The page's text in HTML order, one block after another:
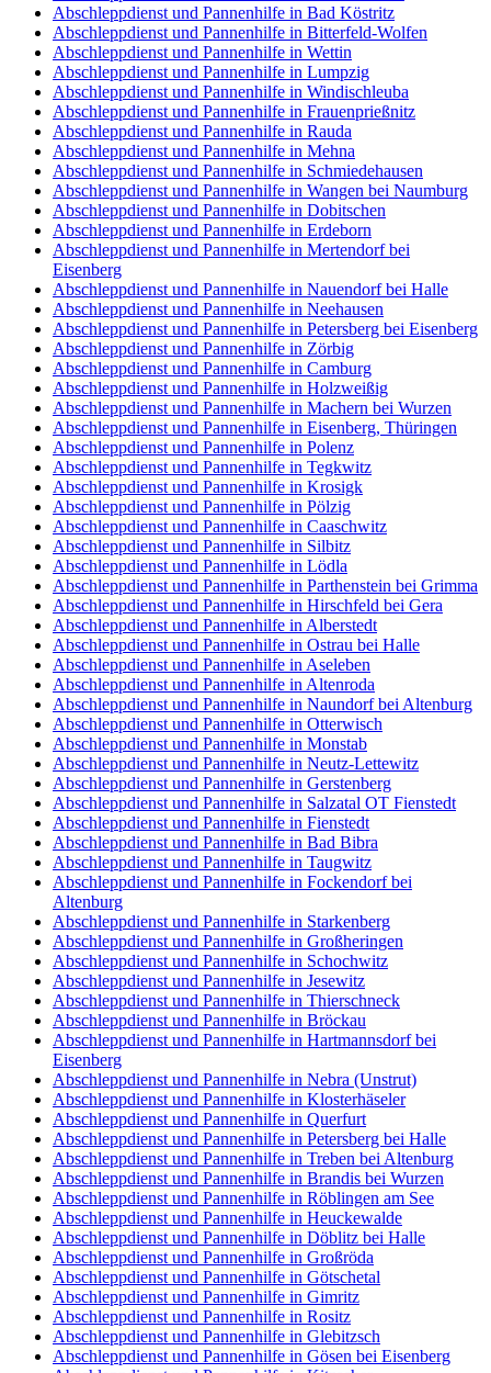
Abschleppdienst und Pannenhilfe in Bad Köstritz
Abschleppdienst und Pannenhilfe in Bitterfeld-Wolfen
Abschleppdienst und Pannenhilfe in Wettin
Abschleppdienst und Pannenhilfe in Lumpzig
Abschleppdienst und Pannenhilfe in Windischleuba
Abschleppdienst und Pannenhilfe in Frauenprießnitz
Abschleppdienst und Pannenhilfe in Rauda
Abschleppdienst und Pannenhilfe in Mehna
Abschleppdienst und Pannenhilfe in Schmiedehausen
Abschleppdienst und Pannenhilfe in Wangen bei Naumburg
Abschleppdienst und Pannenhilfe in Dobitschen
Abschleppdienst und Pannenhilfe in Erdeborn
Abschleppdienst und Pannenhilfe in Mertendorf bei
Eisenberg
Abschleppdienst und Pannenhilfe in Nauendorf bei Halle
Abschleppdienst und Pannenhilfe in Neehausen
Abschleppdienst und Pannenhilfe in Petersberg bei Eisenberg
Abschleppdienst und Pannenhilfe in Zörbig
Abschleppdienst und Pannenhilfe in Camburg
Abschleppdienst und Pannenhilfe in Holzweißig
Abschleppdienst und Pannenhilfe in Machern bei Wurzen
Abschleppdienst und Pannenhilfe in Eisenberg, Thüringen
Abschleppdienst und Pannenhilfe in Polenz
Abschleppdienst und Pannenhilfe in Tegkwitz
Abschleppdienst und Pannenhilfe in Krosigk
Abschleppdienst und Pannenhilfe in Pölzig
Abschleppdienst und Pannenhilfe in Caaschwitz
Abschleppdienst und Pannenhilfe in Silbitz
Abschleppdienst und Pannenhilfe in Lödla
Abschleppdienst und Pannenhilfe in Parthenstein bei Grimma
Abschleppdienst und Pannenhilfe in Hirschfeld bei Gera
Abschleppdienst und Pannenhilfe in Alberstedt
Abschleppdienst und Pannenhilfe in Ostrau bei Halle
Abschleppdienst und Pannenhilfe in Aseleben
Abschleppdienst und Pannenhilfe in Altenroda
Abschleppdienst und Pannenhilfe in Naundorf bei Altenburg
Abschleppdienst und Pannenhilfe in Otterwisch
Abschleppdienst und Pannenhilfe in Monstab
Abschleppdienst und Pannenhilfe in Neutz-Lettewitz
Abschleppdienst und Pannenhilfe in Gerstenberg
Abschleppdienst und Pannenhilfe in Salzatal OT Fienstedt
Abschleppdienst und Pannenhilfe in Fienstedt
Abschleppdienst und Pannenhilfe in Bad Bibra
Abschleppdienst und Pannenhilfe in Taugwitz
Abschleppdienst und Pannenhilfe in Fockendorf bei
Altenburg
Abschleppdienst und Pannenhilfe in Starkenberg
Abschleppdienst und Pannenhilfe in Großheringen
Abschleppdienst und Pannenhilfe in Schochwitz
Abschleppdienst und Pannenhilfe in Jesewitz
Abschleppdienst und Pannenhilfe in Thierschneck
Abschleppdienst und Pannenhilfe in Bröckau
Abschleppdienst und Pannenhilfe in Hartmannsdorf bei
Eisenberg
Abschleppdienst und Pannenhilfe in Nebra (Unstrut)
Abschleppdienst und Pannenhilfe in Klosterhäseler
Abschleppdienst und Pannenhilfe in Querfurt
Abschleppdienst und Pannenhilfe in Petersberg bei Halle
Abschleppdienst und Pannenhilfe in Treben bei Altenburg
Abschleppdienst und Pannenhilfe in Brandis bei Wurzen
Abschleppdienst und Pannenhilfe in Röblingen am See
Abschleppdienst und Pannenhilfe in Heuckewalde
Abschleppdienst und Pannenhilfe in Döblitz bei Halle
Abschleppdienst und Pannenhilfe in Großröda
Abschleppdienst und Pannenhilfe in Götschetal
Abschleppdienst und Pannenhilfe in Gimritz
Abschleppdienst und Pannenhilfe in Rositz
Abschleppdienst und Pannenhilfe in Glebitzsch
Abschleppdienst und Pannenhilfe in Gösen bei Eisenberg